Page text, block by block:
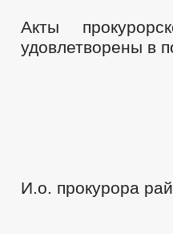
Акты
удовлетворены в
И.о. прокурора